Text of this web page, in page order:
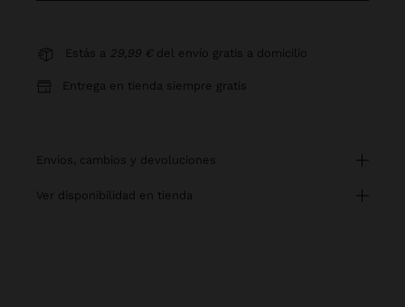
Estás a 29,99 € del envío gratis a domicilio
Entrega en tienda siempre gratis
envíos, cambios y devoluciones
ver disponibilidad en tienda